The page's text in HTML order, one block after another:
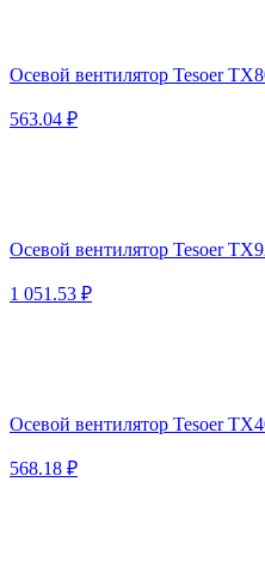
Осевой вентилятор Tesoer
563.04 ₽
Осевой вентилятор Tesoer
1 051.53 ₽
Осевой вентилятор Tesoer
568.18 ₽